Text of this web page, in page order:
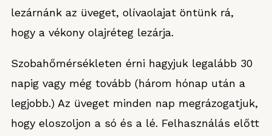
lezárnánk az üveget, olívaolajat öntünk rá,
hogy a vékony olajréteg lezárja.
Szobahőmérsékleten érni hagyjuk legalább 30
napig vagy még tovább (három hónap után a
legjobb.) Az üveget minden nap megrázogatjuk,
hogy eloszoljon a só és a lé. Felhasználás előtt